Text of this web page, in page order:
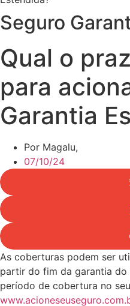
Seguro
Qual o
para
Garantia
Por Magalu,
07/10/24
As coberturas podem ser
partir do fim da garantia do
período de cobertura no